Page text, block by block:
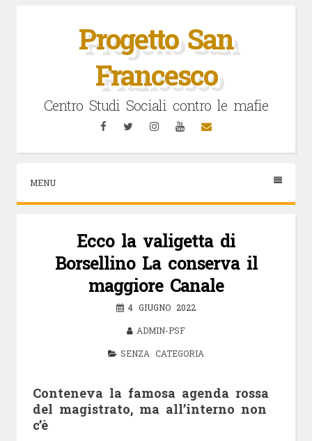
Progetto San
Francesco
Centro Studi Sociali contro le mafie
FacebookTwitterInstagramYouTubeEmail
MENU
Ecco la valigetta di
Borsellino La conserva il
maggiore Canale
4 GIUGNO 2022
ADMIN-PSF
SENZA CATEGORIA
Conteneva la famosa agenda rossa
del magistrato, ma all’interno non
c’è